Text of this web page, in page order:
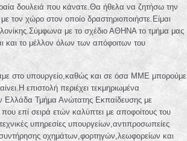
δουλειά που κάνατε.Θα ήθελα να ζητήσω την
τον χώρο στον οποίο δραστηριοποιήστε.Είμαι
με το σχέδιο ΑΘΗΝΑ το τμήμα μας
και το μέλλον όλων των απόφοιτων του
στο υπουργείο,καθώς και σε όσα ΜΜΕ μπορούμε
επιστολή περιέχει τεκμηριωμένα
Ελλάδα Τμήμα Ανώτατης Εκπαίδευσης με
επί σειρά ετών καλύπτει με αποφοίτους του
υπηρεσίες υπουργείων,αντιπροσωπείες
οχημάτων,φορτηγών,λεωφορείων και